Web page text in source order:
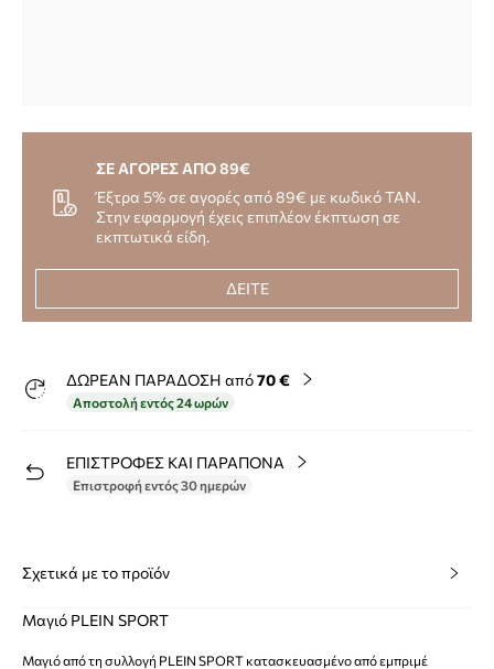
ΣΕ ΑΓΟΡΕΣ ΑΠΟ 89€
Έξτρα 5% σε αγορές από 89€ με κωδικό TAN.
Στην εφαρμογή έχεις επιπλέον έκπτωση σε
εκπτωτικά είδη.
ΔΕΙΤΕ
ΔΩΡΕΑΝ ΠΑΡΑΔΟΣΗ από70 €
Αποστολή εντός 24 ωρών
ΕΠΙΣΤΡΟΦΕΣ ΚΑΙ ΠΑΡΑΠΟΝΑ
Επιστροφή εντός 30 ημερών
Σχετικά με το προϊόν
Μαγιό PLEIN SPORT
Μαγιό από τη συλλογή PLEIN SPORT κατασκευασμένο από εμπριμέ